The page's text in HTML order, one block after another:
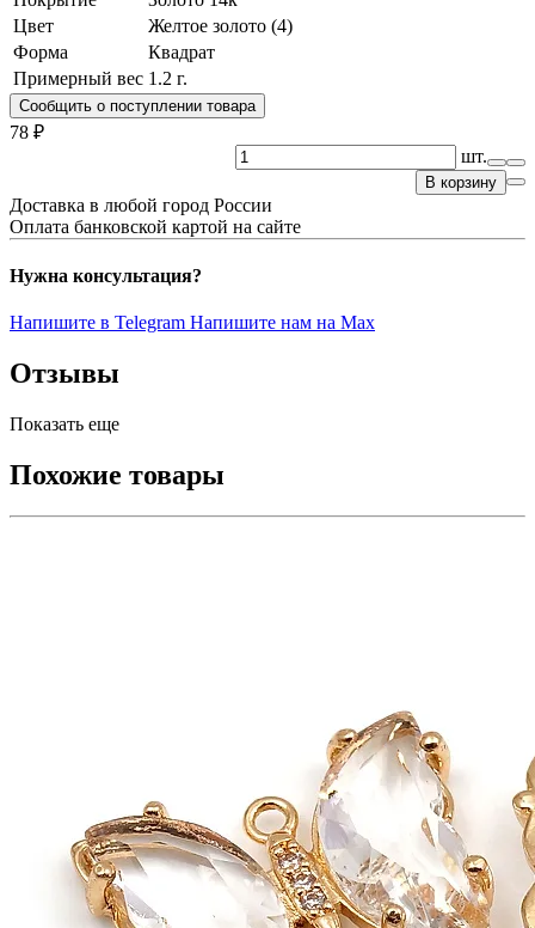
Цвет
Желтое золото (4)
Форма
Квадрат
Примерный вес 1.2 г.
Сообщить о поступлении товара
78 ₽
шт.
В корзину
Доставка в любой город России
Оплата банковской картой на сайте
Нужна консультация?
Напишите в Telegram Напишите нам на Max
Отзывы
Показать еще
Похожие товары